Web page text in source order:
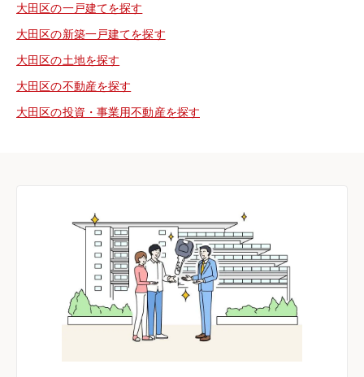
大田区の一戸建てを探す
大田区の新築一戸建てを探す
大田区の土地を探す
大田区の不動産を探す
大田区の投資・事業用不動産を探す